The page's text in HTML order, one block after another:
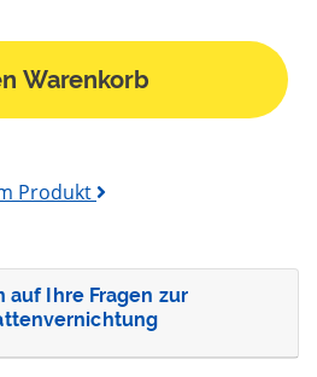
Warenkorb
Produkt
auf Ihre Fragen zur